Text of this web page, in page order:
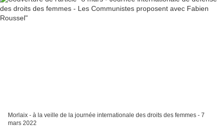
Morlaix - à la veille de la journée internationale des droits des femmes - 7
mars 2022